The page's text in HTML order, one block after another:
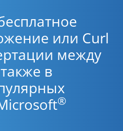
или Curl
между
в
®